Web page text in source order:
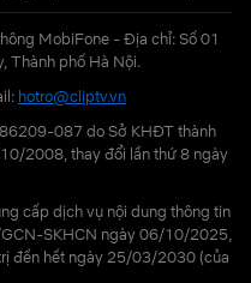
MobiFone - Địa chỉ: Số 01
Thành phố Hà Nội.
hotro@cliptv.vn
087 do Sở KHĐT thành
2008, thay đổi lần thứ 8 ngày
cấp dịch vụ nội dung thông tin
SKHCN ngày 06/10/2025,
đến hết ngày 25/03/2030 (của